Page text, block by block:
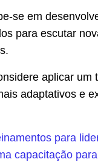
se em
para escutar
aplicar um
adaptativos e
para
capacitação